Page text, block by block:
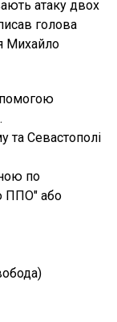
атаку двох
голова
Михайло
та Севастополі
по
ППО" або